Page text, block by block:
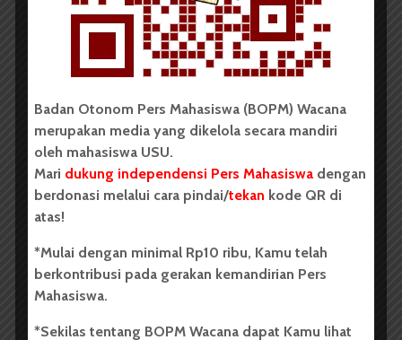
Periode Juli 2025-2026
Dark Mode | Moda Gelap
Oleh: Firda Elisa Medan, wacana.org – Komisi...
BERITA KOTA
KontraS Sumut Gelar Peringatan
Hari Anti Penyiksaan Internasional
2026
Badan Otonom Pers Mahasiswa (BOPM) Wacana
merupakan media yang dikelola secara mandiri
oleh mahasiswa USU.
Mari dukung independensi Pers Mahasiswa dengan
berdonasi melalui cara pindai/tekan kode QR di
atas!
*Mulai dengan minimal Rp10 ribu, Kamu telah
berkontribusi pada gerakan kemandirian Pers
Mahasiswa.
*Sekilas tentang BOPM Wacana dapat Kamu lihat